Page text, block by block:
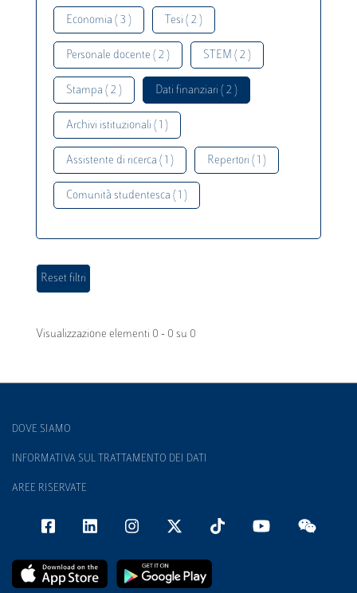
Economia ( 3 ) Tesi ( 2 )
Personale docente ( 2 ) STEM ( 2 )
Stampa ( 2 ) Dati finanziari ( 2 )
Archivi istituzionali ( 1 )
Assistente di ricerca ( 1 ) Repertori ( 1 )
Comunità studentesca ( 1 )
Visualizzazione elementi 0 - 0 su 0
DOVE SIAMO
INFORMATIVA SUL TRATTAMENTO DEI DATI
AREE RISERVATE